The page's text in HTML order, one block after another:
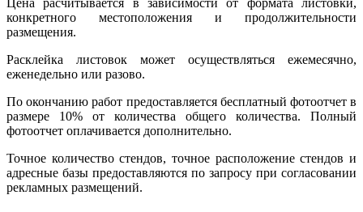
Цена расчитывается в зависимости от формата листовки,
конкретного местоположения и продолжительности
размещения.
Расклейка листовок может осуществляться ежемесячно,
еженедельно или разово.
По окончанию работ предоставляется бесплатный фотоотчет в
размере 10% от количества общего количества. Полный
фотоотчет оплачивается дополнительно.
Точное количество стендов, точное расположение стендов и
адресные базы предоставляются по запросу при согласовании
рекламных размещений.